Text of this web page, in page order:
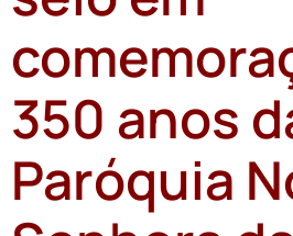
350 anos
Paróquia